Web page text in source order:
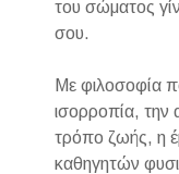
του σώματος
σου.
Με φιλοσοφία
ισορροπία, την
τρόπο ζωής, η
καθηγητών